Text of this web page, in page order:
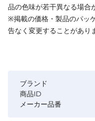
品の色味が若干異なる場合
※掲載の価格・製品のパッ
告なく変更することがあり
ブランド
商品ID
メーカー品番